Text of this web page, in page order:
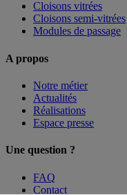
Cloisons vitrées
Cloisons semi-vitrées
Modules de passage
A propos
Notre métier
Actualités
Réalisations
Espace presse
Une question ?
FAQ
Contact